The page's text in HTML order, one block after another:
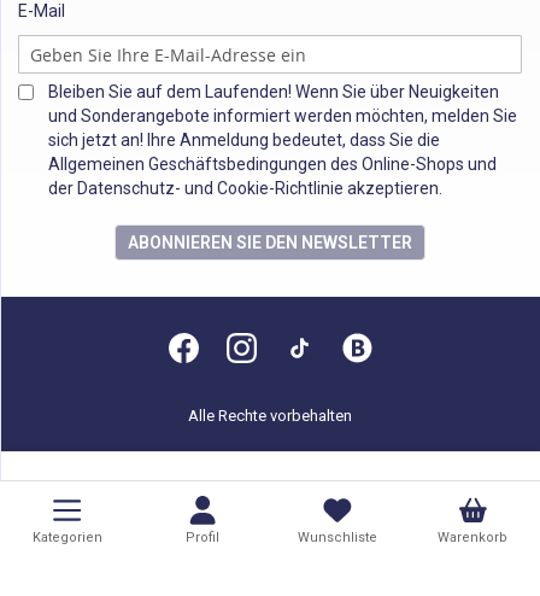
E-Mail
Bleiben Sie auf dem Laufenden! Wenn Sie über Neuigkeiten
und Sonderangebote informiert werden möchten, melden Sie
sich jetzt an! Ihre Anmeldung bedeutet, dass Sie die
Allgemeinen Geschäftsbedingungen des Online-Shops und
der Datenschutz- und Cookie-Richtlinie akzeptieren.
ABONNIEREN SIE DEN NEWSLETTER
Kategorien Profil Wunschliste Warenkorb
Alle Rechte vorbehalten